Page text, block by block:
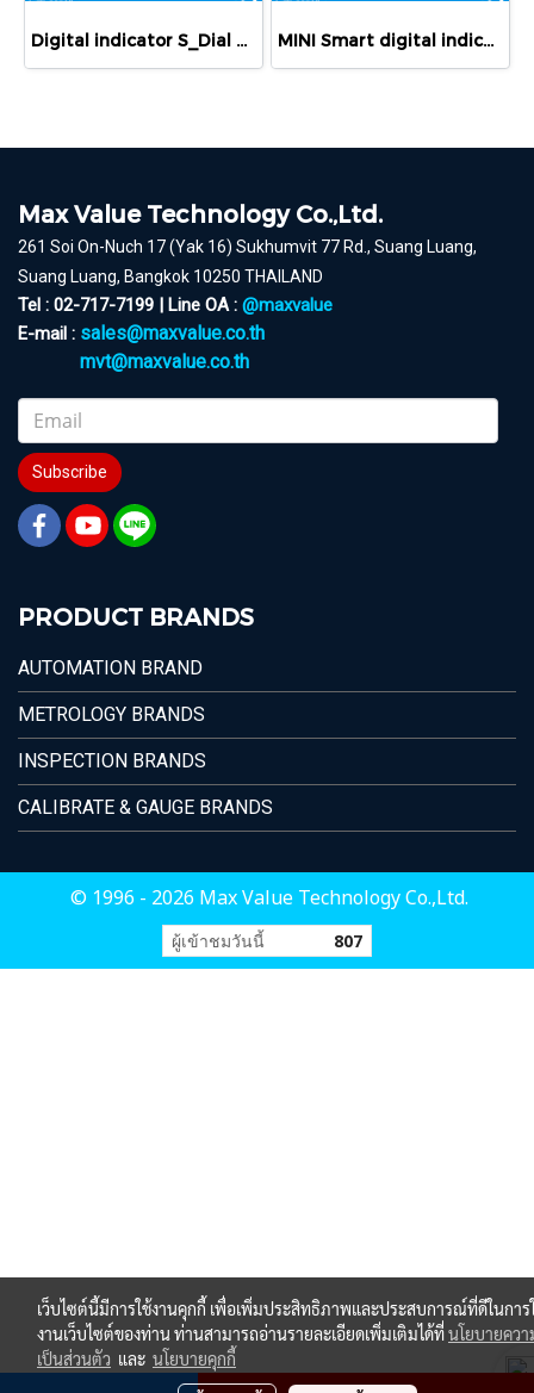
Digital indicator S_Dial WORK PLC MINI Smart digital indicators
Max Value Technology Co.,Ltd.
261 Soi On-Nuch 17 (Yak 16) Sukhumvit 77 Rd., Suang Luang,
Suang Luang, Bangkok 10250 THAILAND
Tel : 02-717-7199 | Line OA : @maxvalue
E-mail : sales@maxvalue.co.th
mvt@maxvalue.co.th
Subscribe
PRODUCT BRANDS
AUTOMATION BRAND
METROLOGY BRANDS
INSPECTION BRANDS
CALIBRATE & GAUGE BRANDS
© 1996 - 2026 Max Value Technology Co.,Ltd.
ผู้เข้าชมวันนี้ 807
เว็บไซต์นี้มีการใช้งานคุกกี้ เพื่อเพิ่มประสิทธิภาพและประสบการณ์ที่ดีในการ
งานเว็บไซต์ของท่าน ท่านสามารถอ่านรายละเอียดเพิ่มเติมได้ที่นโยบายคว
เป็นส่วนตัว และ นโยบายคุกกี้